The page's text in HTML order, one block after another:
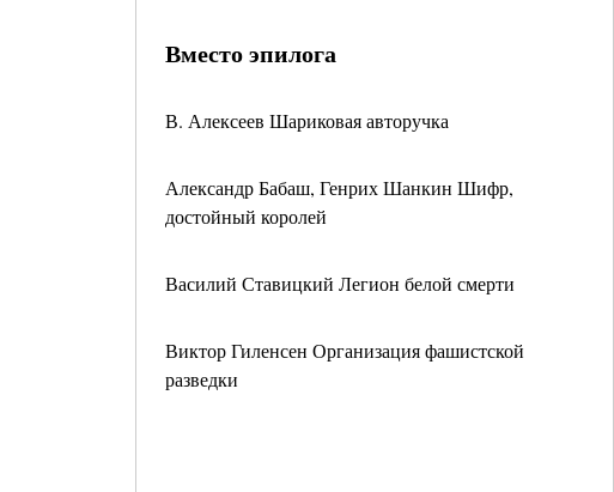
Вместо эпилога
В. Алексеев Шариковая авторучка
Александр Бабаш, Генрих Шанкин Шифр,
достойный королей
Василий Ставицкий Легион белой смерти
Виктор Гиленсен Организация фашистской
разведки